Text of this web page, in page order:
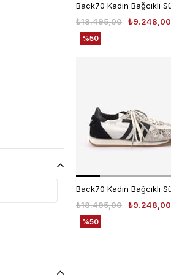
₺9.248,00
₺18.495,00
%50
₺9.248,00
₺18.495,00
%50